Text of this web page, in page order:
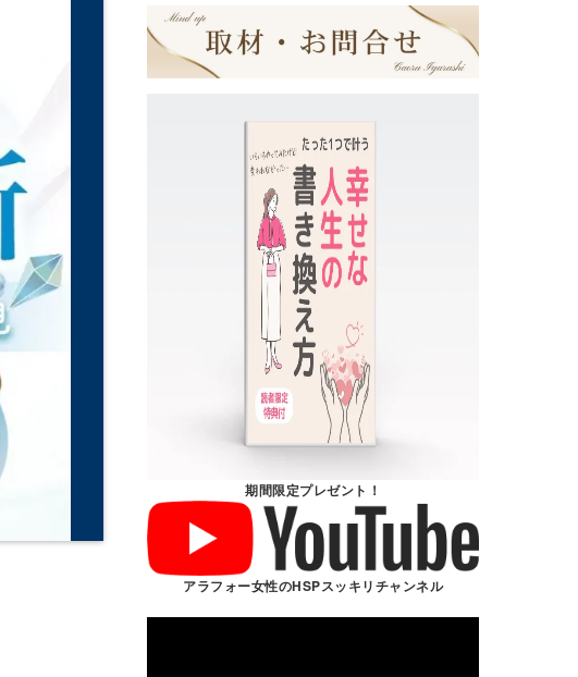
期間限定プレゼント！
アラフォー女性のHSPスッキリチャンネル